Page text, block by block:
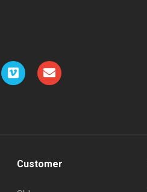
Customer